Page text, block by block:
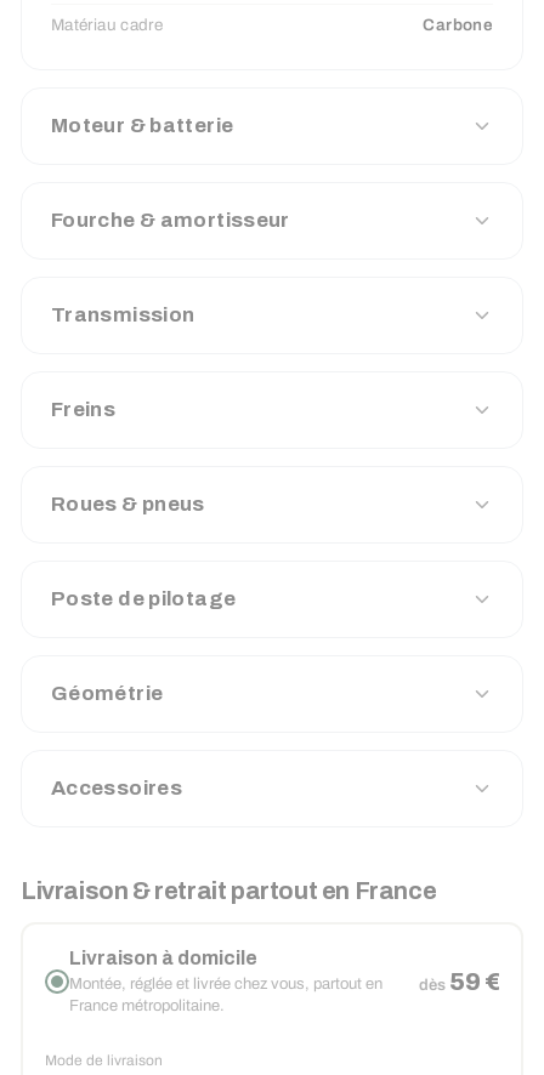
Matériau cadre Carbone
Moteur & batterie
Fourche & amortisseur
Transmission
Freins
Roues & pneus
Poste de pilotage
Géométrie
Accessoires
Livraison & retrait partout en France
Livraison à domicile
Montée, réglée et livrée chez vous, partout en
France métropolitaine.
dès 59 €
Mode de livraison